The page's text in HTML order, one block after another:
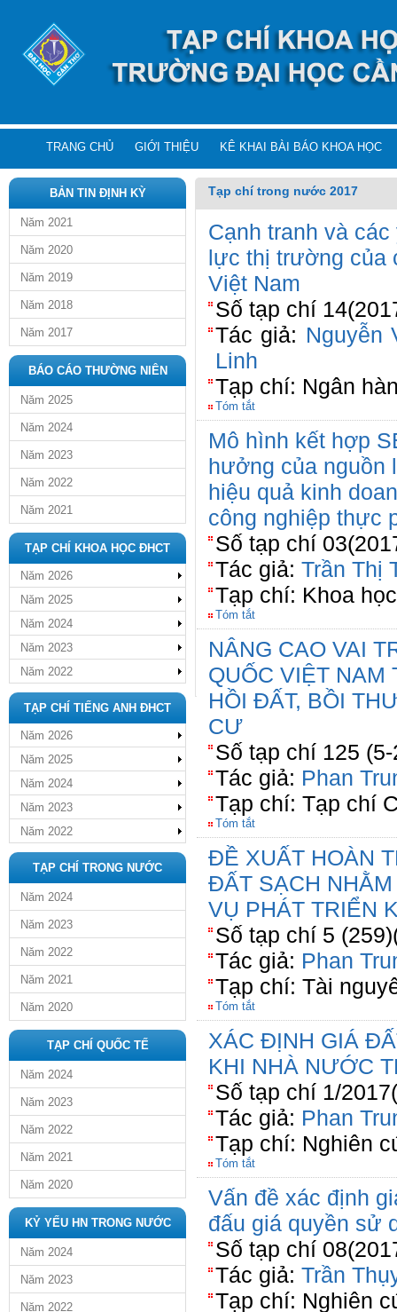
TRANG CHỦ GIỚI THIỆU KÊ KHAI BÀI BÁO KHOA HỌC
BẢN TIN ĐỊNH KỲ
Năm 2021
Năm 2020
Năm 2019
Năm 2018
Năm 2017
BÁO CÁO THƯỜNG NIÊN
Năm 2025
Năm 2024
Năm 2023
Năm 2022
Năm 2021
TẠP CHÍ KHOA HỌC ĐHCT
Năm 2026
Năm 2025
Năm 2024
Năm 2023
Năm 2022
TẠP CHÍ TIẾNG ANH ĐHCT
Năm 2026
Năm 2025
Năm 2024
Năm 2023
Năm 2022
TẠP CHÍ TRONG NƯỚC
Năm 2024
Năm 2023
Năm 2022
Năm 2021
Năm 2020
TẠP CHÍ QUỐC TẾ
Năm 2024
Năm 2023
Năm 2022
Năm 2021
Năm 2020
KỶ YẾU HN TRONG NƯỚC
Năm 2024
Năm 2023
Năm 2022
Tạp chí trong nước 2017
Cạnh tranh và
lực thị trường của
Việt Nam
Số tạp chí
Tác giả: Nguyễn
Linh
Tạp chí: Ngân
Tóm tắt
Mô hình kết hợp
hưởng của nguồn
hiệu quả kinh
công nghiệp thực
Số tạp chí
Tác giả: Trần Thị
Tạp chí: Khoa
Tóm tắt
NÂNG CAO VAI
QUỐC VIỆT NAM
HỒI ĐẤT, BỒI
CƯ
Số tạp chí 125
Tác giả: Phan
Tạp chí: Tạp chí
Tóm tắt
ĐỀ XUẤT HOÀN
ĐẤT SẠCH
VỤ PHÁT TRIỂN
Số tạp chí 5
Tác giả: Phan
Tạp chí: Tài
Tóm tắt
XÁC ĐỊNH GIÁ
KHI NHÀ NƯỚC
Số tạp chí 1/
Tác giả: Phan
Tạp chí: Nghiên
Tóm tắt
Vấn đề xác định
đấu giá quyền sử
Số tạp chí
Tác giả: Trần
Tạp chí: Nghiên